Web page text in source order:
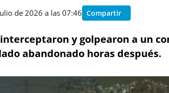
de 2026 a las 07:46 Compartir
y golpearon a un
abandonado horas después.